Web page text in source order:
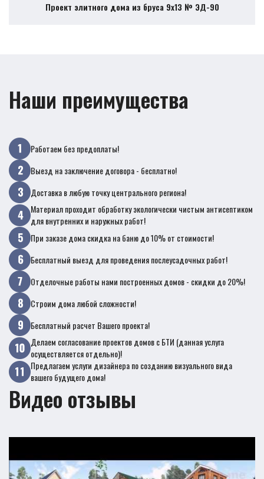
Проект элитного дома из бруса 9х13 № ЭД-90
Наши преимущества
Работаем без предоплаты!
Выезд на заключение договора - бесплатно!
Доставка в любую точку центрального региона!
Материал проходит обработку экологически чистым антисептиком
для внутренних и наружных работ!
При заказе дома скидка на баню до 10% от стоимости!
Бесплатный выезд для проведения послеусадочных работ!
Отделочные работы нами построенных домов - скидки до 20%!
Строим дома любой сложности!
Бесплатный расчет Вашего проекта!
Делаем согласование проектов домов с БТИ (данная услуга
осуществляется отдельно)!
Предлагаем услуги дизайнера по созданию визуального вида
вашего будущего дома!
Видео отзывы